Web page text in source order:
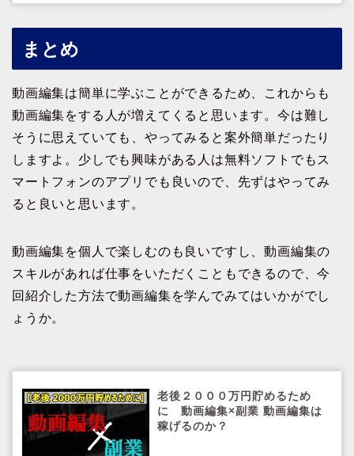
まとめ
動画編集は簡単に学ぶことができるため、これからも
動画編集をする人が増えてくると思います。今は難し
そうに思えていても、やってみると案外簡単だったり
しますよ。少しでも興味がある人は無料ソフトでもス
マートフォンのアプリでも良いので、先ずはやってみ
ると良いと思います。
動画編集を個人で楽しむのも良いですし、動画編集の
スキルがあれば仕事をいただくこともできるので、今
回紹介した方法で動画編集を学んでみてはいかがでし
ょうか。
老後２０００万円貯めるため
に 動画編集×副業 動画編集は
稼げるのか？